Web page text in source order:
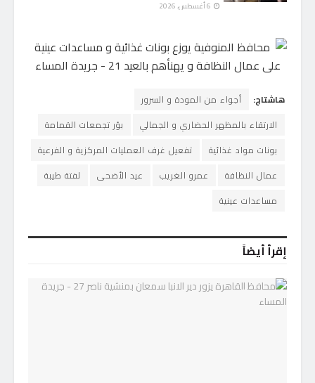
هاشتاج:
أجواء من المودة و السرور
الارتقاء بالمظهر الحضاري و الجمالي
بؤر تجمعات القمامة
بونات مواد غذائية
تفعيل غرف العمليات المركزية و الفرعية
عمال النظافة
عمرو الغريب عيد الأضحى
لفتة طيبة
مساعدات عينية
إقرأ أيضاً